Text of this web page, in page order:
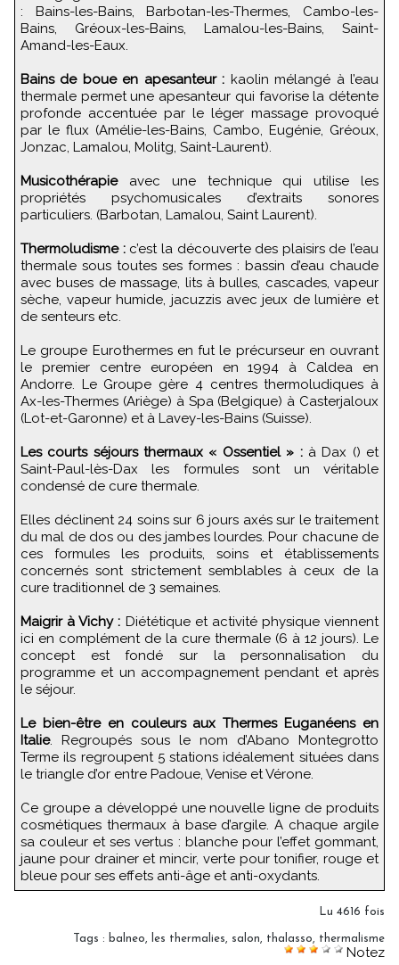
: Bains-les-Bains, Barbotan-les-Thermes, Cambo-les-
Bains, Gréoux-les-Bains, Lamalou-les-Bains, Saint-
Amand-les-Eaux.
Bains de boue en apesanteur : kaolin mélangé à l’eau
thermale permet une apesanteur qui favorise la détente
profonde accentuée par le léger massage provoqué
par le flux (Amélie-les-Bains, Cambo, Eugénie, Gréoux,
Jonzac, Lamalou, Molitg, Saint-Laurent).
Musicothérapieavec une technique qui utilise les
propriétés psychomusicales d’extraits sonores
particuliers. (Barbotan, Lamalou, Saint Laurent).
Thermoludisme :c’est la découverte des plaisirs de l’eau
thermale sous toutes ses formes : bassin d’eau chaude
avec buses de massage, lits à bulles, cascades, vapeur
sèche, vapeur humide, jacuzzis avec jeux de lumière et
de senteurs etc.
Le groupe Eurothermes en fut le précurseur en ouvrant
le premier centre européen en 1994 à Caldea en
Andorre. Le Groupe gère 4 centres thermoludiques à
Ax-les-Thermes (Ariège) à Spa (Belgique) à Casterjaloux
(Lot-et-Garonne) et à Lavey-les-Bains (Suisse).
Les courts séjours thermaux « Ossentiel » :à Dax () et
Saint-Paul-lès-Dax les formules sont un véritable
condensé de cure thermale.
Elles déclinent 24 soins sur 6 jours axés sur le traitement
du mal de dos ou des jambes lourdes. Pour chacune de
ces formules les produits, soins et établissements
concernés sont strictement semblables à ceux de la
cure traditionnel de 3 semaines.
Maigrir à Vichy : Diététique et activité physique viennent
ici en complément de la cure thermale (6 à 12 jours). Le
concept est fondé sur la personnalisation du
programme et un accompagnement pendant et après
le séjour.
Le bien-être en couleurs aux Thermes Euganéens en
Italie. Regroupés sous le nom d’Abano Montegrotto
Terme ils regroupent 5 stations idéalement situées dans
le triangle d’or entre Padoue, Venise et Vérone.
Ce groupe a développé une nouvelle ligne de produits
cosmétiques thermaux à base d’argile. A chaque argile
sa couleur et ses vertus : blanche pour l’effet gommant,
jaune pour drainer et mincir, verte pour tonifier, rouge et
bleue pour ses effets anti-âge et anti-oxydants.
Lu 4616 fois
Tags : balneo, les thermalies, salon, thalasso, thermalisme
Notez